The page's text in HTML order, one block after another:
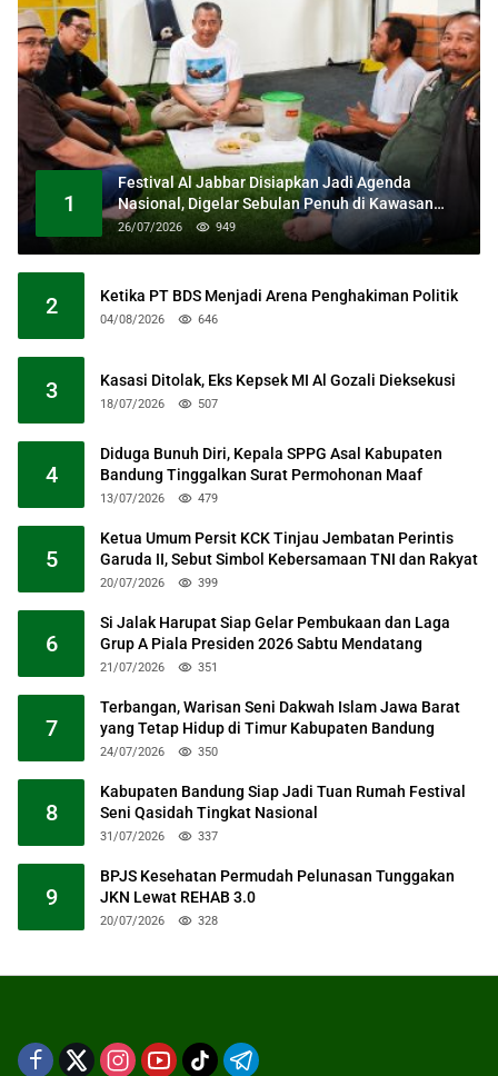
1
Festival Al Jabbar Disiapkan Jadi Agenda
Nasional, Digelar Sebulan Penuh di Kawasan
Masjid Raya Al Jabbar
26/07/2026 949
2 Ketika PT BDS Menjadi Arena Penghakiman Politik
04/08/2026 646
3 Kasasi Ditolak, Eks Kepsek MI Al Gozali Dieksekusi
18/07/2026 507
4
Diduga Bunuh Diri, Kepala SPPG Asal Kabupaten
Bandung Tinggalkan Surat Permohonan Maaf
13/07/2026 479
5
Ketua Umum Persit KCK Tinjau Jembatan Perintis
Garuda II, Sebut Simbol Kebersamaan TNI dan Rakyat
20/07/2026 399
6
Si Jalak Harupat Siap Gelar Pembukaan dan Laga
Grup A Piala Presiden 2026 Sabtu Mendatang
21/07/2026 351
7
Terbangan, Warisan Seni Dakwah Islam Jawa Barat
yang Tetap Hidup di Timur Kabupaten Bandung
24/07/2026 350
8
Kabupaten Bandung Siap Jadi Tuan Rumah Festival
Seni Qasidah Tingkat Nasional
31/07/2026 337
9
BPJS Kesehatan Permudah Pelunasan Tunggakan
JKN Lewat REHAB 3.0
20/07/2026 328